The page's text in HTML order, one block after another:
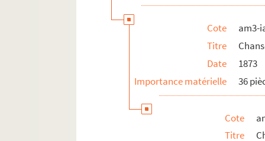
Cote
am3-
Titre
Date
1873
Importance matérielle
36
Cote
Titre